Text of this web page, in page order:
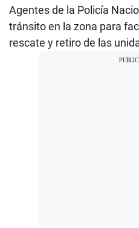
Agentes de la Policía
tránsito en la zona para
rescate y retiro de las